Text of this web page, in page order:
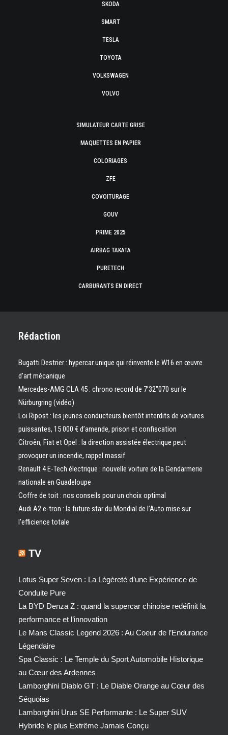
SKODA
SMART
TESLA
TOYOTA
VOLKSWAGEN
VOLVO
SIMULATEUR CARTE GRISE
MAQUETTES EN PAPIER
COLORIAGES
ZFE
COVOITURAGE
GOUV
PRIME 2025
AIRBAG TAKATA
PURETECH
CARBURANTS EN DIRECT
Rédaction
Bugatti Destrier : hypercar unique qui réinvente le W16 en œuvre
d’art mécanique
Mercedes-AMG CLA 45 : chrono record de 7’32″070 sur le
Nürburgring (vidéo)
Loi Ripost : les jeunes conducteurs bientôt interdits de voitures
puissantes, 15 000 € d’amende, prison et confiscation
Citroën, Fiat et Opel : la direction assistée électrique peut
provoquer un incendie, rappel massif
Renault 4 E-Tech électrique : nouvelle voiture de la Gendarmerie
nationale en Guadeloupe
Coffre de toit : nos conseils pour un choix optimal
Audi A2 e-tron : la future star du Mondial de l’Auto mise sur
l’efficience totale
TV
Lotus Super Seven : La Légèreté d’une Expérience de
Conduite Pure
La BYD Denza Z : quand la supercar chinoise redéfinit la
performance et l’innovation
Le Mans Classic Legend 2026 : Au Coeur de l’Endurance
Légendaire
Spa Classic : Le Temple du Sport Automobile Historique
au Cœur des Ardennes
Lamborghini Diablo GT : Le Diable Orange au Cœur des
Séquoias
Lamborghini Urus SE Performante : Le Super SUV
Hybride le plus Extrême Jamais Conçu